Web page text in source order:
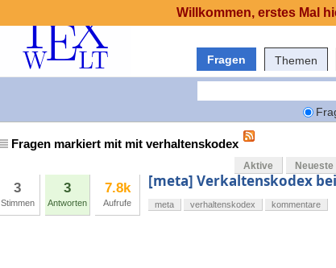
Fragen Themen
Fragen markiert mit mit verhaltenskodex
Aktive Neueste
3
Stimmen
3
Antworten
7.8k
Aufrufe
[meta] Verkaltenskodex
meta verhaltenskodex kommentare
Willkommen, erstes Mal